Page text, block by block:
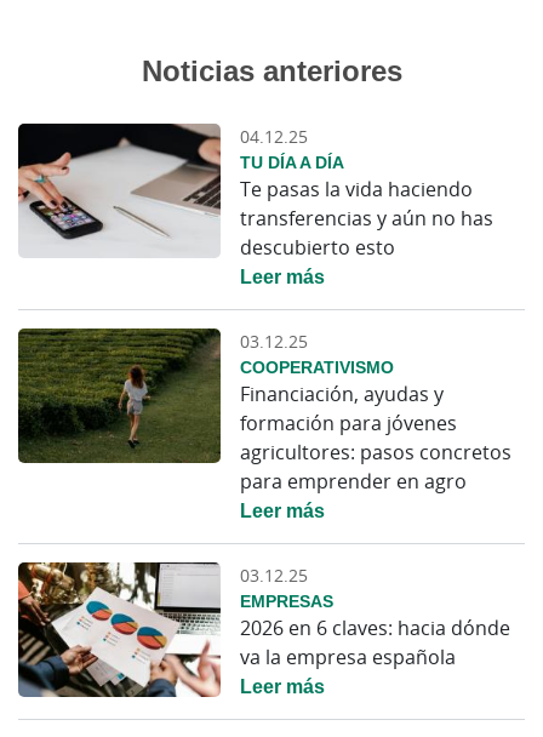
Noticias anteriores
04.12.25
TU DÍA A DÍA
Te pasas la vida haciendo
transferencias y aún no has
descubierto esto
Leer más
03.12.25
COOPERATIVISMO
Financiación, ayudas y
formación para jóvenes
agricultores: pasos concretos
para emprender en agro
Leer más
03.12.25
EMPRESAS
2026 en 6 claves: hacia dónde
va la empresa española
Leer más